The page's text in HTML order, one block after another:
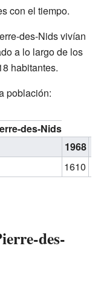
con el tiempo.
des-Nids vivían
a lo largo de los
habitantes.
población:
des-Nids
1968
1610
des-